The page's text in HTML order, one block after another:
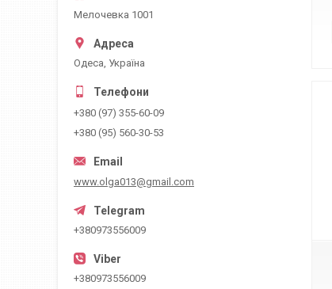
А0225
Мелочевка 1001
Одеса, Україна
+380 (97) 355-60-09
+380 (95) 560-30-53
www.olga013@gmail.com
+380973556009
+380973556009